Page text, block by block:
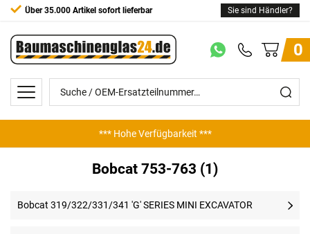
Über 35.000 Artikel sofort lieferbar Sie sind Händler?
0
*** Hohe Verfügbarkeit ***
Bobcat 753-763 (1)
Bobcat 319/322/331/341 'G' SERIES MINI EXCAVATOR